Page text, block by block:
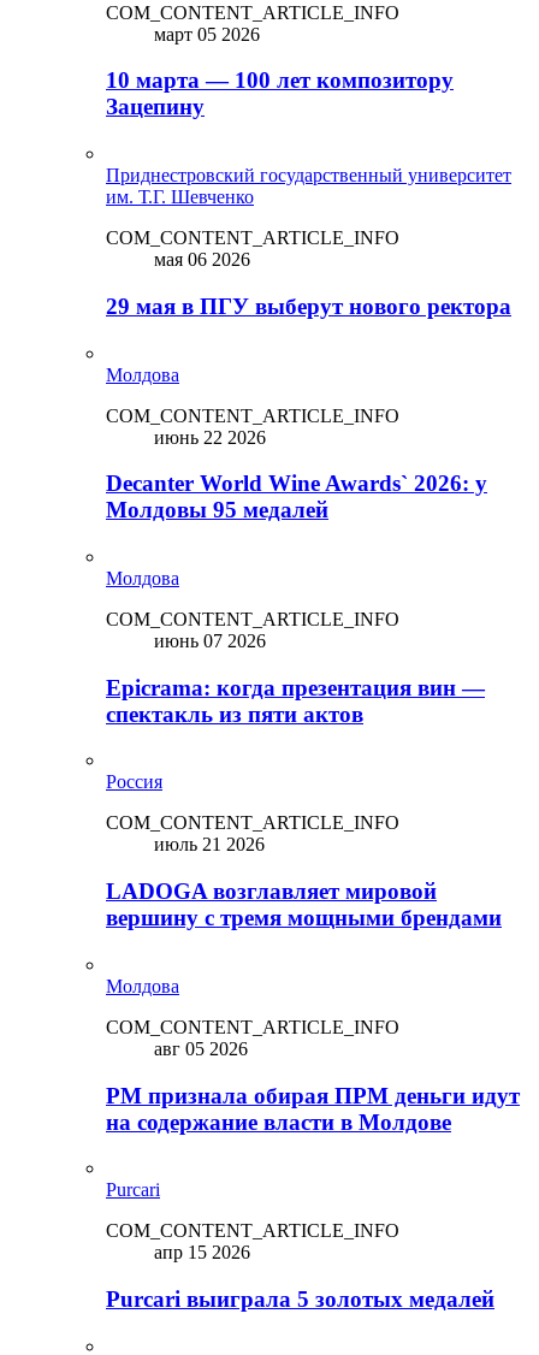
COM_CONTENT_ARTICLE_INFO
март 05 2026
10 марта — 100 лет композитору
Зацепину
Приднестровский государственный университет
им. Т.Г. Шевченко
COM_CONTENT_ARTICLE_INFO
мая 06 2026
29 мая в ПГУ выберут нового ректора
Молдова
COM_CONTENT_ARTICLE_INFO
июнь 22 2026
Decanter World Wine Awards` 2026: у
Молдовы 95 медалей
Молдова
COM_CONTENT_ARTICLE_INFO
июнь 07 2026
Epicrama: когда презентация вин —
спектакль из пяти актов
Россия
COM_CONTENT_ARTICLE_INFO
июль 21 2026
LADOGA возглавляет мировой
вершину с тремя мощными брендами
Молдова
COM_CONTENT_ARTICLE_INFO
авг 05 2026
PM признала обирая ПРМ деньги идут
на содержание власти в Молдове
Purcari
COM_CONTENT_ARTICLE_INFO
апр 15 2026
Purcari выиграла 5 золотых медалей